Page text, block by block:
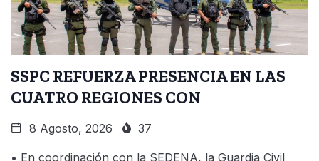
SSPC REFUERZA PRESENCIA EN LAS
CUATRO REGIONES CON
8 Agosto, 2026 37
• En coordinación con la SEDENA, la Guardia Civil